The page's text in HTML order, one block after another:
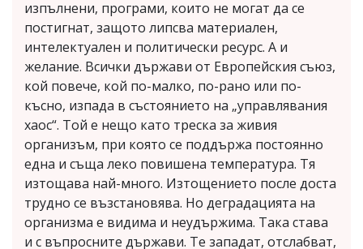
изпълнени, програми, които не могат да се
постигнат, защото липсва материален,
интелектуален и политически ресурс. А и
желание. Всички държави от Европейския съюз,
кой повече, кой по-малко, по-рано или по-
късно, изпада в състоянието на „управлявания
хаос“. Той е нещо като треска за живия
организъм, при която се поддържа постоянно
една и съща леко повишена температура. Тя
изтощава най-много. Изтощението после доста
трудно се възстановява. Но деградацията на
организма е видима и неудържима. Така става
и с въпросните държави. Те западат, отслабват,